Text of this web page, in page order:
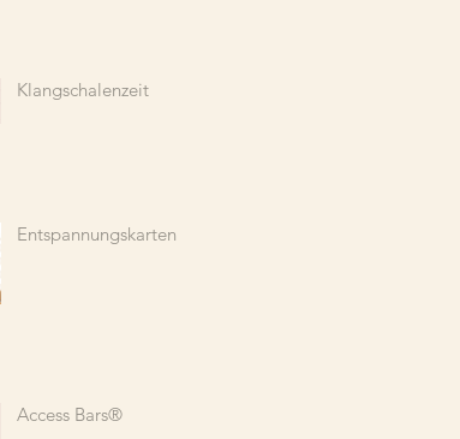
Klangschalenzeit
Entspannungskarten
Access Bars®️